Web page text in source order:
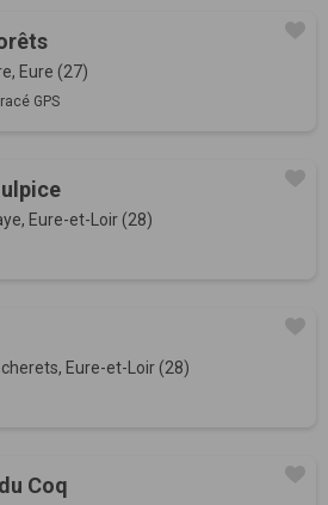
Eure (27)
GPS
Eure-et-Loir (28)
Eure-et-Loir (28)
Coq